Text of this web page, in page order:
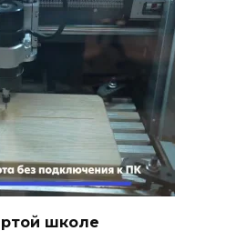
школе